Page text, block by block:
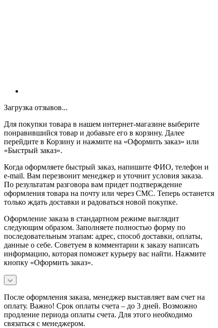
Загрузка отзывов...
Для покупки товара в нашем интернет-магазине выберите
понравившийся товар и добавьте его в корзину. Далее
перейдите в Корзину и нажмите на «Оформить заказ» или
«Быстрый заказ».
Когда оформляете быстрый заказ, напишите ФИО, телефон и
e-mail. Вам перезвонит менеджер и уточнит условия заказа.
По результатам разговора вам придет подтверждение
оформления товара на почту или через СМС. Теперь останется
только ждать доставки и радоваться новой покупке.
Оформление заказа в стандартном режиме выглядит
следующим образом. Заполняете полностью форму по
последовательным этапам: адрес, способ доставки, оплаты,
данные о себе. Советуем в комментарии к заказу написать
информацию, которая поможет курьеру вас найти. Нажмите
кнопку «Оформить заказ».
После оформления заказа, менеджер выставляет вам счет на
оплату. Важно! Срок оплаты счета – до 3 дней. Возможно
продление периода оплаты счета. Для этого необходимо
связаться с менеджером.